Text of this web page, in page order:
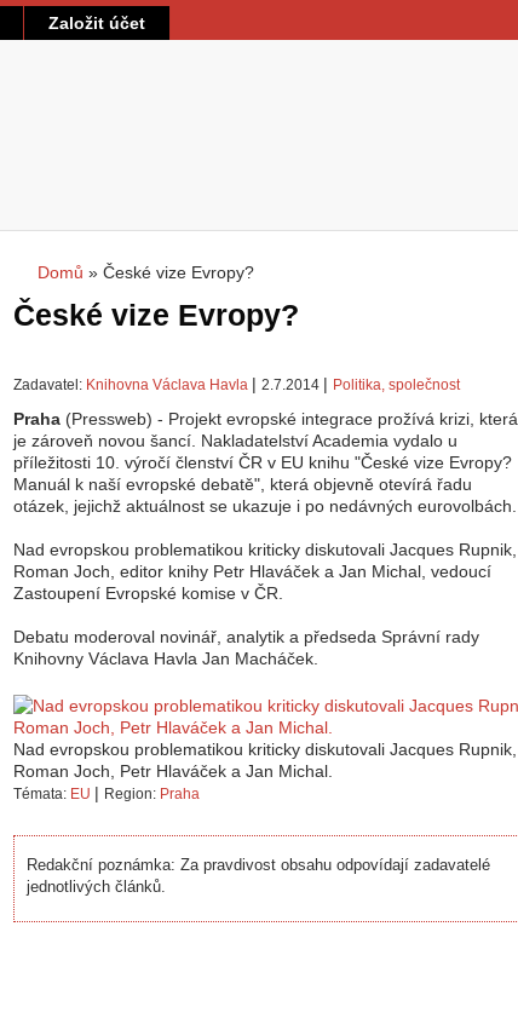
Založit účet
Jste zde
Domů » České vize Evropy?
České vize Evropy?
Zadavatel: Knihovna Václava Havla | 2.7.2014 | Politika, společnost
Praha (Pressweb) - Projekt evropské integrace prožívá krizi, která
je zároveň novou šancí. Nakladatelství Academia vydalo u
příležitosti 10. výročí členství ČR v EU knihu "České vize Evropy?
Manuál k naší evropské debatě", která objevně otevírá řadu
otázek, jejichž aktuálnost se ukazuje i po nedávných eurovolbách.
Nad evropskou problematikou kriticky diskutovali Jacques Rupnik,
Roman Joch, editor knihy Petr Hlaváček a Jan Michal, vedoucí
Zastoupení Evropské komise v ČR.
Debatu moderoval novinář, analytik a předseda Správní rady
Knihovny Václava Havla Jan Macháček.
Nad evropskou problematikou kriticky diskutovali Jacques Rupnik,
Roman Joch, Petr Hlaváček a Jan Michal.
Témata: EU | Region: Praha
Redakční poznámka: Za pravdivost obsahu odpovídají zadavatelé
jednotlivých článků.